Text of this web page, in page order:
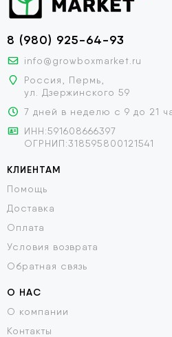
8 (980) 925-64-93
info@growboxmarket.ru
Россия, Пермь,
ул. Дзержинского 59
7 дней в неделю с 9 до 21
ИНН:591608666397
ОГРНИП:318595800121541
КЛИЕНТАМ
Помощь
Доставка
Оплата
Условия возврата
Обратная связь
О НАС
О компании
Контакты